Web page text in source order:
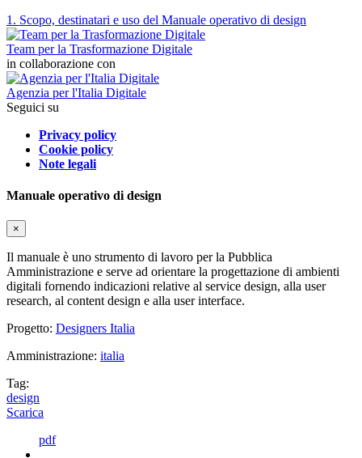
1. Scopo, destinatari e uso del Manuale operativo di design
Team per la Trasformazione Digitale
in collaborazione con
Agenzia per l'Italia Digitale
Seguici su
Privacy policy
Cookie policy
Note legali
Manuale operativo di design
×
Il manuale è uno strumento di lavoro per la Pubblica
Amministrazione e serve ad orientare la progettazione di ambienti
digitali fornendo indicazioni relative al service design, alla user
research, al content design e alla user interface.
Progetto: Designers Italia
Amministrazione: italia
Tag:
design
Scarica
pdf